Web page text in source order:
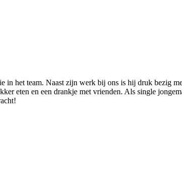
in het team. Naast zijn werk bij ons is hij druk bezig
eten en een drankje met vrienden. Als single